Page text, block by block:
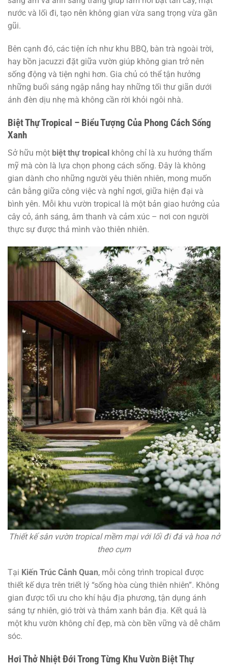
nước và lối đi, tạo nên không gian vừa sang trọng vừa gần
gũi.
Bên cạnh đó, các tiện ích như khu BBQ, bàn trà ngoài trời,
hay bồn jacuzzi đặt giữa vườn giúp không gian trở nên
sống động và tiện nghi hơn. Gia chủ có thể tận hưởng
những buổi sáng ngập nắng hay những tối thư giãn dưới
ánh đèn dịu nhẹ mà không cần rời khỏi ngôi nhà.
Biệt Thự Tropical – Biểu Tượng Của Phong Cách Sống
Xanh
Sở hữu một biệt thự tropical không chỉ là xu hướng thẩm
mỹ mà còn là lựa chọn phong cách sống. Đây là không
gian dành cho những người yêu thiên nhiên, mong muốn
cân bằng giữa công việc và nghỉ ngơi, giữa hiện đại và
bình yên. Mỗi khu vườn tropical là một bản giao hưởng của
cây cỏ, ánh sáng, âm thanh và cảm xúc – nơi con người
thực sự được thả mình vào thiên nhiên.
Thiết kế sân vườn tropical mềm mại với lối đi đá và hoa nở
theo cụm
Tại Kiến Trúc Cảnh Quan, mỗi công trình tropical được
thiết kế dựa trên triết lý “sống hòa cùng thiên nhiên”. Không
gian được tối ưu cho khí hậu địa phương, tận dụng ánh
sáng tự nhiên, gió trời và thảm xanh bản địa. Kết quả là
một khu vườn không chỉ đẹp, mà còn bền vững và dễ chăm
sóc.
Hơi Thở Nhiệt Đới Trong Từng Khu Vườn Biệt Thự